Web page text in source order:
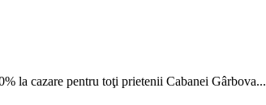
la cazare pentru toţi prietenii Cabanei Gârbova...